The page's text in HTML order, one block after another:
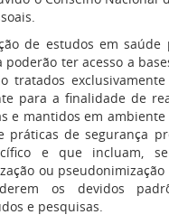
de estudos em saúde
poderão ter acesso a
tratados
para a finalidade de
e mantidos em
práticas de segurança
e que incluam,
ou pseudonimização
os devidos
e pesquisas.